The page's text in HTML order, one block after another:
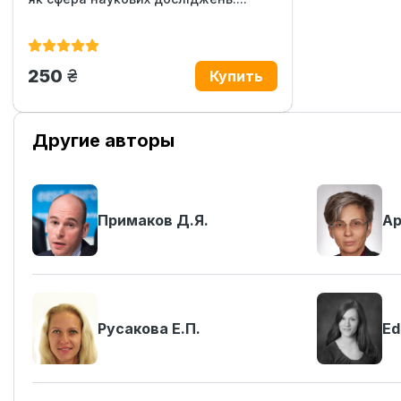
250 грн.
Другие авторы
Примаков Д.Я.
Русакова Е.П.